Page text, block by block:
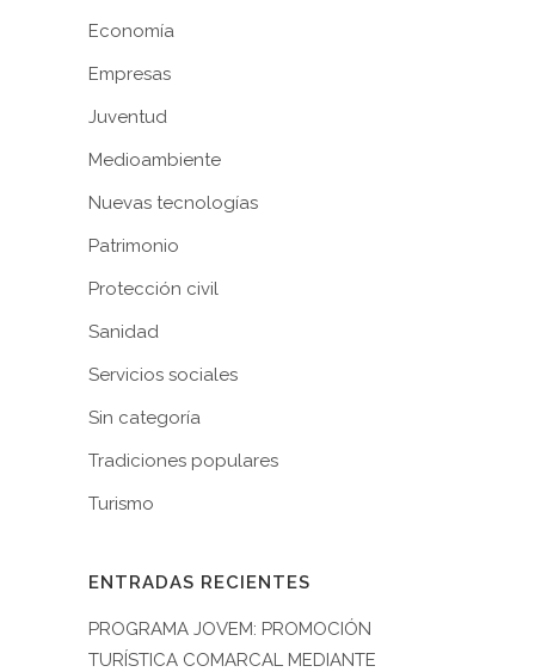
Economía
Empresas
Juventud
Medioambiente
Nuevas tecnologías
Patrimonio
Protección civil
Sanidad
Servicios sociales
Sin categoría
Tradiciones populares
Turismo
ENTRADAS RECIENTES
PROGRAMA JOVEM: PROMOCIÓN
TURÍSTICA COMARCAL MEDIANTE